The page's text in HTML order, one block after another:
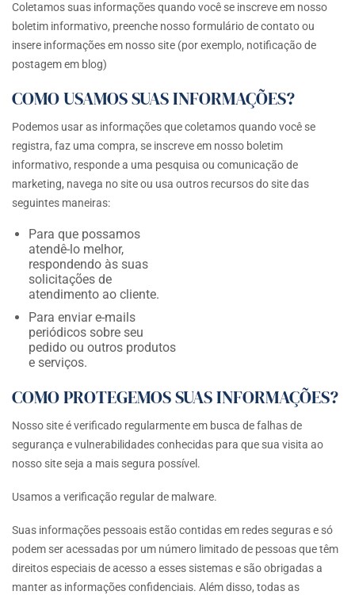
Coletamos suas informações quando você se inscreve em nosso
boletim informativo, preenche nosso formulário de contato ou
insere informações em nosso site (por exemplo, notificação de
postagem em blog)
COMO USAMOS SUAS INFORMAÇÕES?
Podemos usar as informações que coletamos quando você se
registra, faz uma compra, se inscreve em nosso boletim
informativo, responde a uma pesquisa ou comunicação de
marketing, navega no site ou usa outros recursos do site das
seguintes maneiras:
Para que possamos
atendê-lo melhor,
respondendo às suas
solicitações de
atendimento ao cliente.
Para enviar e-mails
periódicos sobre seu
pedido ou outros produtos
e serviços.
COMO PROTEGEMOS SUAS INFORMAÇÕES?
Nosso site é verificado regularmente em busca de falhas de
segurança e vulnerabilidades conhecidas para que sua visita ao
nosso site seja a mais segura possível.
Usamos a verificação regular de malware.
Suas informações pessoais estão contidas em redes seguras e só
podem ser acessadas por um número limitado de pessoas que têm
direitos especiais de acesso a esses sistemas e são obrigadas a
manter as informações confidenciais. Além disso, todas as